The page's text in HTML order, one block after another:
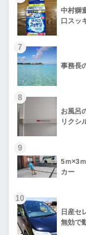
中村獅
口スッ
7
事務長
8
お風呂
リクシ
9
5ｍ×3
カー
10
日産セ
無効で